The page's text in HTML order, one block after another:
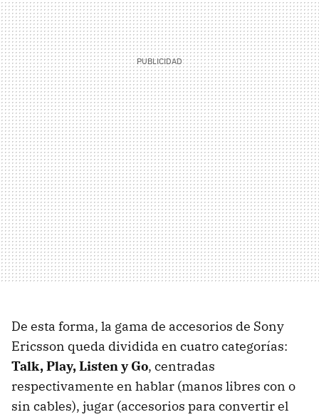
De esta forma, la gama de accesorios de Sony
Ericsson queda dividida en cuatro categorías:
Talk, Play, Listen y Go, centradas
respectivamente en hablar (manos libres con o
sin cables), jugar (accesorios para convertir el